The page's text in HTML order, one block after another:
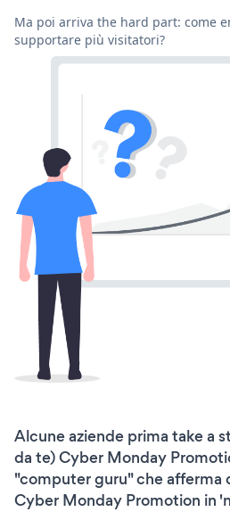
Ma poi arriva the hard part: come
supportare più visitatori?
Alcune aziende prima take a
da te) Cyber Monday
"computer guru" che afferma
Cyber Monday Promotion in